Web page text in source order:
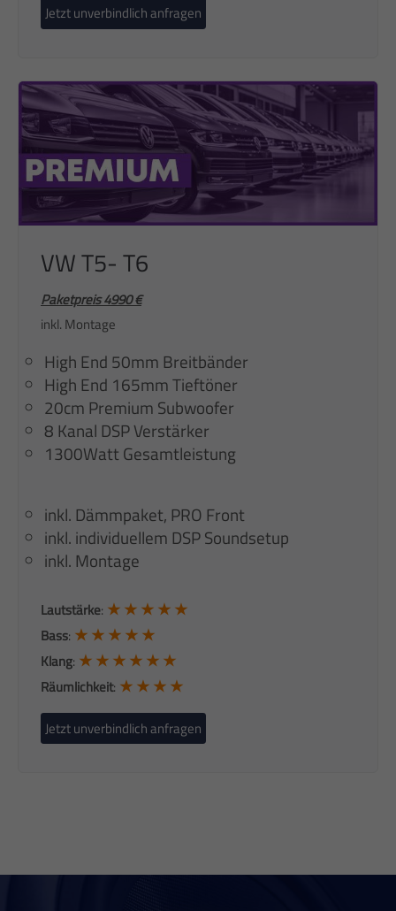
Jetzt unverbindlich anfragen
VW T5- T6
Paketpreis 4990 €
inkl. Montage
High End 50mm Breitbänder
High End 165mm Tieftöner
20cm Premium Subwoofer
8 Kanal DSP Verstärker
1300Watt Gesamtleistung
inkl. Dämmpaket, PRO Front
inkl. individuellem DSP Soundsetup
inkl. Montage
Lautstärke: ★ ★ ★ ★ ★
Bass: ★ ★ ★ ★ ★
Klang: ★ ★ ★ ★ ★ ★
Räumlichkeit: ★ ★ ★ ★
Jetzt unverbindlich anfragen